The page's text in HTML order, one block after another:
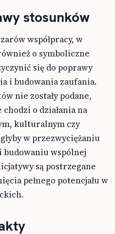
stosunków
współpracy, w
o symboliczne
się do poprawy
i budowania zaufania.
nie zostały podane,
o działania na
kulturalnym czy
w przezwyciężaniu
wspólnej
są postrzegane
pełnego potencjału w